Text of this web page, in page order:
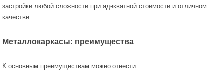
застройки любой сложности при адекватной стоимости и отличном
качестве.
Металлокаркасы: преимущества
К основным преимуществам можно отнести: